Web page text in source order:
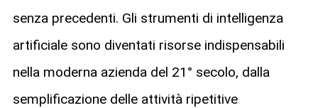
senza precedenti. Gli strumenti di intelligenza
artificiale sono diventati risorse indispensabili
nella moderna azienda del 21° secolo, dalla
semplificazione delle attività ripetitive